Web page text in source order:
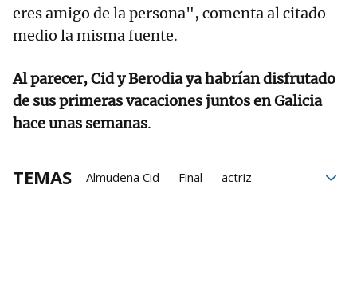
eres amigo de la persona", comenta al citado
medio la misma fuente.
Al parecer, Cid y Berodia ya habrían disfrutado
de sus primeras vacaciones juntos en Galicia
hace unas semanas.
TEMAS Almudena Cid Final
actriz